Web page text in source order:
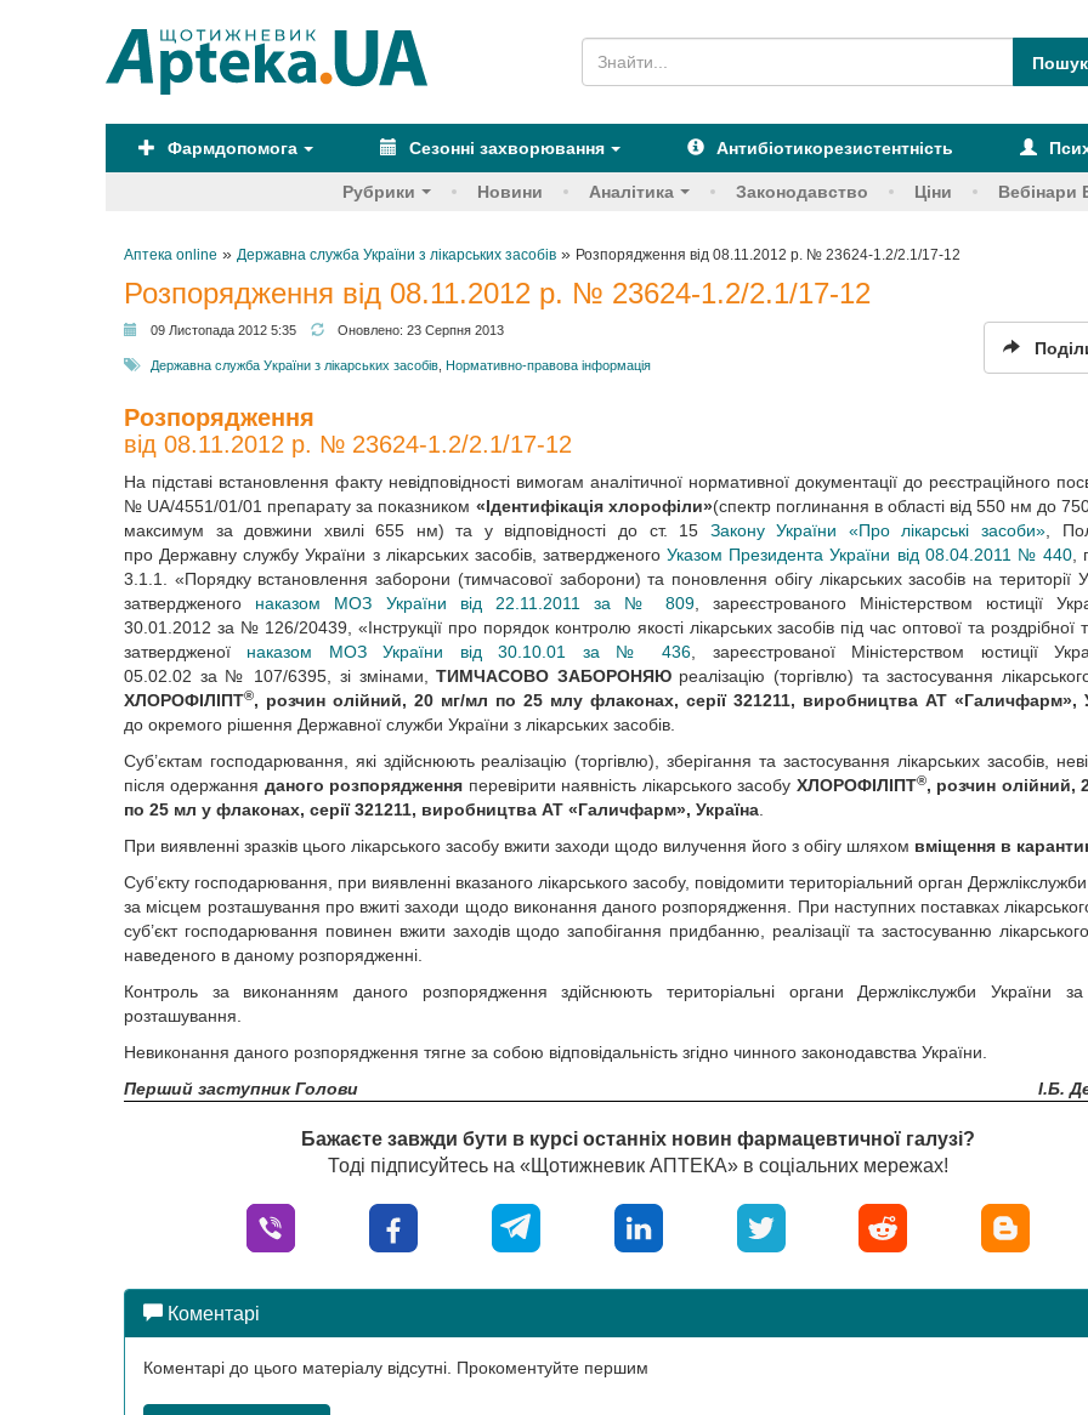
Фармдопомога Сезонні захворювання Антибіотикорезистентність
Рубрики Новини Аналітика Законодавство Ціни Вебінари
Аптека online » Державна служба України з лікарських засобів » Розпорядження від 08.11.2012 р. № 23624-1.2/2.1/17-12
Розпорядження від 08.11.2012 р. № 23624-1.2/2.1/17-12
09 Листопада 2012 5:35 Оновлено: 23 Серпня 2013
Державна служба України з лікарських засобів Нормативно-правова інформація
Розпорядження
від 08.11.2012 р. № 23624-1.2/2.1/17-12
На підставі встановлення факту невідповідності вимогам аналітичної нормативної документації до реєстраційного
№ UA/4551/01/01 препарату за показником «Ідентифікація хлорофіли»(спектр поглинання в області від 550 нм до
максимум за довжини хвилі 655 нм) та у відповідності до ст. 15 Закону України «Про лікарські засоби»,
про Державну службу України з лікарських засобів, затвердженогоУказом Президента України від 08.04.2011 № 440
3.1.1. «Порядку встановлення заборони (тимчасової заборони) та поновлення обігу лікарських засобів на території
затвердженого наказом МОЗ України від 22.11.2011 за № 809, зареєстрованого Міністерством юстиції
30.01.2012 за № 126/20439, «Інструкції про порядок контролю якості лікарських засобів під час оптової та роздрібної
затвердженої наказом МОЗ України від 30.10.01 за № 436 , зареєстрованої Міністерством юстиції
05.02.02 за № 107/6395, зі змінами,ТИМЧАСОВО ЗАБОРОНЯЮреалізацію (торгівлю) та застосування
ХЛОРОФІЛІПТ®, розчин олійний, 20 мг/мл по 25 млу флаконах, серії 321211, виробництва АТ «Галичфарм»,
до окремого рішення Державної служби України з лікарських засобів.
Суб’єктам господарювання, які здійснюють реалізацію (торгівлю), зберігання та застосування лікарських засобів,
після одержання даного розпорядження перевірити наявність лікарського засобу ХЛОРОФІЛІПТ®, розчин олійний,
по 25 мл у флаконах, серії 321211, виробництва АТ «Галичфарм», Україна
При виявленні зразків цього лікарського засобу вжити заходи щодо вилучення його з обігу шляхом вміщення в
Суб’єкту господарювання, при виявленні вказаного лікарського засобу, повідомити територіальний орган
за місцем розташування про вжиті заходи щодо виконання даного розпорядження. При наступних поставках
суб’єкт господарювання повинен вжити заходів щодо запобігання придбанню, реалізації та застосуванню
наведеного в даному розпорядженні.
Контроль за виконанням даного розпорядження здійснюють територіальні органи Держлікслужби України
розташування.
Невиконання даного розпорядження тягне за собою відповідальність згідно чинного законодавства України.
Перший заступник Голови
І.Б.
Бажаєте завжди бути в курсі останніх новин фармацевтичної галузі?
Тоді підписуйтесь на «Щотижневик АПТЕКА» в соціальних мережах!
Коментарі
Коментарі до цього матеріалу відсутні. Прокоментуйте першим